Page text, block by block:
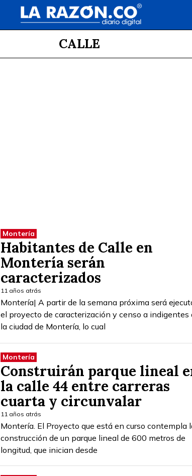
CALLE
Montería
Habitantes de Calle en
Montería serán
caracterizados
11 años atrás
Montería| A partir de la semana próxima será
el proyecto de caracterización y censo a indigentes
la ciudad de Montería, lo cual
Montería
Construirán parque lineal
la calle 44 entre carreras
cuarta y circunvalar
11 años atrás
Montería. El Proyecto que está en curso contempla
construcción de un parque lineal de 600 metros de
longitud, que inician desde